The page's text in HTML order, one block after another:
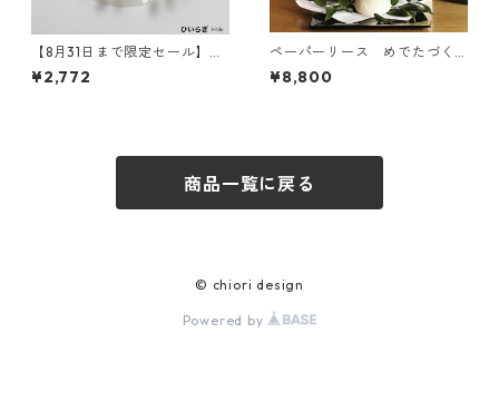
【8月31日まで限定セール】ペ
ーパーリースM
¥2,772
ペーパーリース めでたづく
し フレーム入
¥8,800
商品一覧に戻る
© chiori design
Powered by